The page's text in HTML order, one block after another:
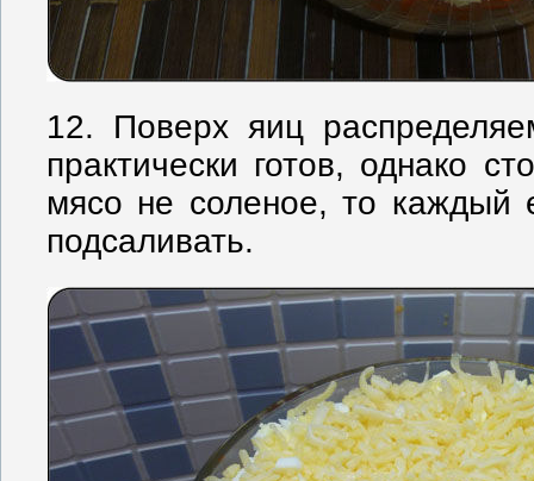
12. Поверх яиц
практически готов, однако
мясо не соленое, то каждый
подсаливать.